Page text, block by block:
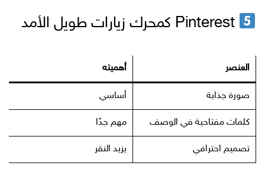
Pinterest كمحرك زيارات طويل الأمد
العنصر أهميته
صورة جذابة أساسي
كلمات مفتاحية في الوصف مهم جدًا
تصميم احترافي يزيد النقر